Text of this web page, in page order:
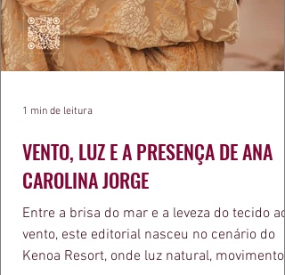
VENTO, LUZ E A PRESENÇA DE ANA
CAROLINA JORGE
Entre a brisa do mar e a leveza do tecido ao
vento, este editorial nasceu no cenário do
Kenoa Resort, onde luz natural, movimento e
1 min de leitura